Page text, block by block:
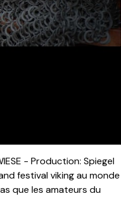
- Production: Spiegel
festival viking au monde
que les amateurs du